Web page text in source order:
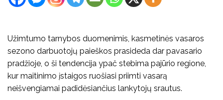
Užimtumo tarnybos duomenimis, kasmetinės vasaros
sezono darbuotojų paieškos prasideda dar pavasario
pradžioje, o ši tendencija ypač stebima pajūrio regione,
kur maitinimo įstaigos ruošiasi priimti vasarą
neišvengiamai padidėsiančius lankytojų srautus.